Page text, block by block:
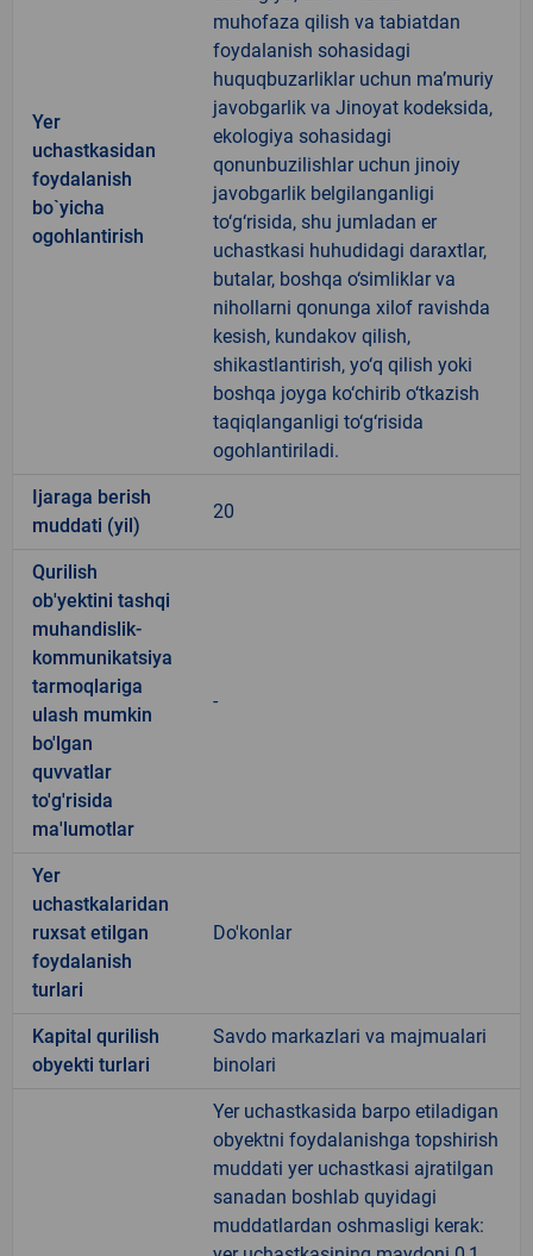
Yer
uchastkasidan
foydalanish
bo`yicha
ogohlantirish
muhofaza qilish va tabiatdan
foydalanish sohasidagi
huquqbuzarliklar uchun ma’muriy
javobgarlik va Jinoyat kodeksida,
ekologiya sohasidagi
qonunbuzilishlar uchun jinoiy
javobgarlik belgilanganligi
to‘g‘risida, shu jumladan er
uchastkasi huhudidagi daraxtlar,
butalar, boshqa o‘simliklar va
nihollarni qonunga xilof ravishda
kesish, kundakov qilish,
shikastlantirish, yo‘q qilish yoki
boshqa joyga ko‘chirib o‘tkazish
taqiqlanganligi to‘g‘risida
ogohlantiriladi.
Ijaraga berish
muddati (yil)
20
Qurilish
ob'yektini tashqi
muhandislik-
kommunikatsiya
tarmoqlariga
ulash mumkin
bo'lgan
quvvatlar
to'g'risida
ma'lumotlar
-
Yer
uchastkalaridan
ruxsat etilgan
foydalanish
turlari
Do'konlar
Kapital qurilish
obyekti turlari
Savdo markazlari va majmualari
binolari
Yer uchastkasida barpo etiladigan
obyektni foydalanishga topshirish
muddati yer uchastkasi ajratilgan
sanadan boshlab quyidagi
muddatlardan oshmasligi kerak: